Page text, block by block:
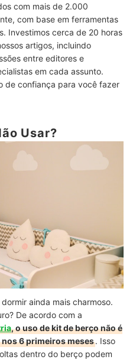
de Baixo para que Caiba no
Disponíveis em Cada Kit para
de Usá-lo?
ao Kit Berço?
com mais de 2.000
com base em ferramentas
Investimos cerca de 20 horas
artigos, incluindo
entre editores e
em cada assunto.
de confiança para você fazer
Usar?
ainda mais charmoso.
De acordo com a
, o uso de kit de berço não é
6 primeiros meses. Isso
dentro do berço podem